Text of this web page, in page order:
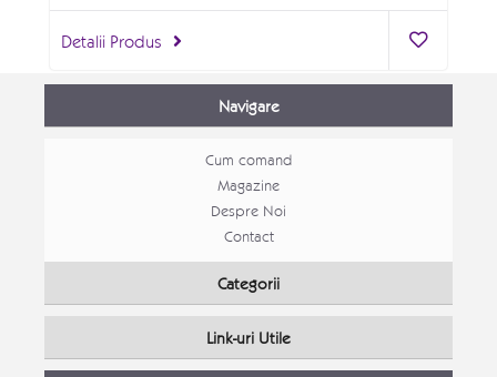
Detalii Produs
Navigare
Cum comand
Magazine
Despre Noi
Contact
Categorii
Link-uri Utile